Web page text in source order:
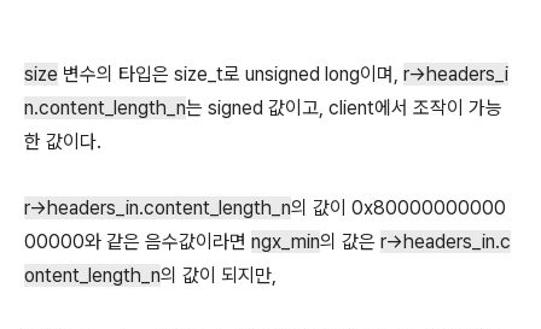
size 변수의 타입은 size_t로 unsigned long이며, r->headers_i
n.content_length_n는 signed 값이고, client에서 조작이 가능
한 값이다.
r->headers_in.content_length_n의 값이 0x80000000000
00000와 같은 음수값이라면 ngx_min의 값은 r->headers_in.c
ontent_length_n의 값이 되지만,